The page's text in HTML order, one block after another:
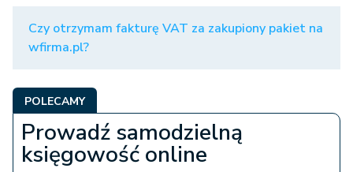
Czy otrzymam fakturę VAT za zakupiony pakiet na
wfirma.pl?
POLECAMY
Prowadź samodzielną
księgowość online